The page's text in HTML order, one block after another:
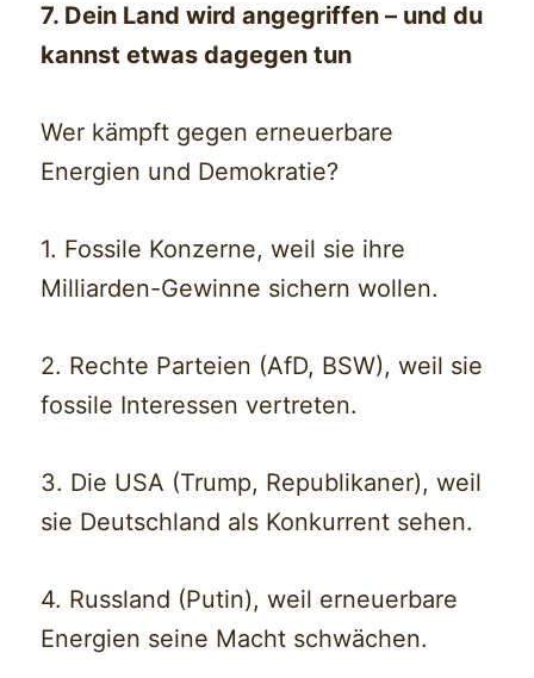
7. Dein Land wird angegriffen – und du
kannst etwas dagegen tun
Wer kämpft gegen erneuerbare
Energien und Demokratie?
1. Fossile Konzerne, weil sie ihre
Milliarden-Gewinne sichern wollen.
2. Rechte Parteien (AfD, BSW), weil sie
fossile Interessen vertreten.
3. Die USA (Trump, Republikaner), weil
sie Deutschland als Konkurrent sehen.
4. Russland (Putin), weil erneuerbare
Energien seine Macht schwächen.